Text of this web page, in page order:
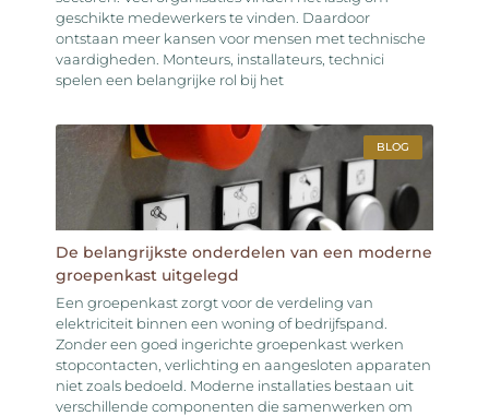
geschikte medewerkers te vinden. Daardoor
ontstaan meer kansen voor mensen met technische
vaardigheden. Monteurs, installateurs, technici
spelen een belangrijke rol bij het
BLOG
De belangrijkste onderdelen van een moderne
groepenkast uitgelegd
Een groepenkast zorgt voor de verdeling van
elektriciteit binnen een woning of bedrijfspand.
Zonder een goed ingerichte groepenkast werken
stopcontacten, verlichting en aangesloten apparaten
niet zoals bedoeld. Moderne installaties bestaan uit
verschillende componenten die samenwerken om